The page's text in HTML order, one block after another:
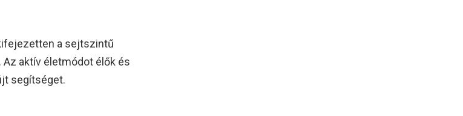
a sejtszintű
aktív életmódot élők és
segítséget.